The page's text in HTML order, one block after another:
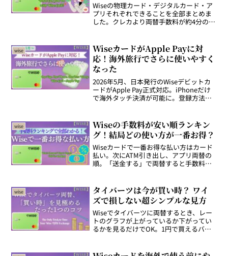
Wiseの物理カード・デジタルカード・ア
プリそれぞれできることを全部まとめま
した。クレカより両替手数料が約4分の
wise
WiseカードがApple Payに対
応！海外旅行でさらに使いやすく
なった
2026年5月、日本発行のWiseデビットカ
ードがApple Pay正式対応。iPhoneだけ
で海外タッチ決済が可能に。登録方法・
wise
Wiseの手数料が安い順ランキン
グ！結局どの使い方が一番お得？
Wiseカードで一番お得な払い方はカード
払い。次にATM引き出し、アプリ両替の
順。「送金する」で両替すると手数料が2
す。
wise
タイバーツは今が買い時？ ワイ
ズで損しない超シンプルな見方
Wiseでタイバーツに両替するとき、レー
トのグラフが上がっているか下がってい
るかを見るだけでOK。1円で買えるバー
リ画面とグラフで解説します。